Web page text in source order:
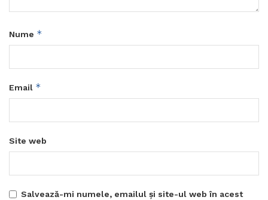
Nume *
Email *
Site web
Salvează-mi numele, emailul și site-ul web în acest